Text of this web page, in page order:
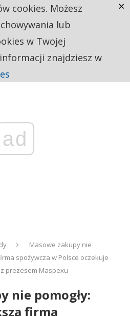
ad
Masowe zakupy nie
spożywcza w Polsce oczekuje
prezesem Maspexu
nie pomogły:
firma
cookies. Możesz
lub
w Twojej
znajdziesz w
×